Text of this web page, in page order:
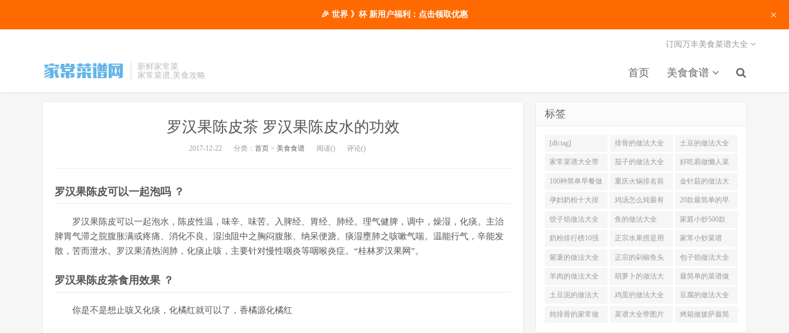
新鲜家常菜
家常菜谱,美食攻略
首页 美食食谱
订阅万丰美食菜谱大全
罗汉果陈皮茶 罗汉果陈皮水的功效
2017-12-22 分类： 首页> 美食食谱 阅读() 评论()
罗汉果陈皮可以一起泡吗 ？
罗汉果陈皮可以一起泡水，陈皮性温，味辛、味苦。入脾经、胃经、肺经。理气健脾，调中，燥湿，化痰。主治
脾胃气滞之脘腹胀满或疼痛、消化不良。湿浊阻中之胸闷腹胀、纳呆便溏。痰湿壅肺之咳嗽气喘。温能行气，辛能发
散，苦而泄水。罗汉果清热润肺，化痰止咳，主要针对慢性咽炎等咽喉炎症。“桂林罗汉果网”。
罗汉果陈皮茶食用效果 ？
你是不是想止咳又化痰，化橘红就可以了，香橘源化橘红
标签
[db:tag] 排骨的做法大全 土豆的做法大全
家常菜谱大全带
图片
茄子的做法大全 好吃易做懒人菜
200例
100种简单早餐做
法大全
重庆火锅排名前
十强
金针菇的做法大
全
孕妇奶粉十大排
名
鸡汤怎么炖最有
营养
20款最简单的早
餐做法
饺子馅做法大全 鱼的做法大全 家庭小炒500款
奶粉排行榜10强 正宗水果捞是用
什么奶
家常小炒菜谱
1000大全
紫薯的做法大全 正宗的剁椒鱼头
的做法
包子馅做法大全
羊肉的做法大全 胡萝卜的做法大
全
最简单的菜谱做
法大全
土豆泥的做法大
全
鸡蛋的做法大全 豆腐的做法大全
炖排骨的家常做 菜谱大全带图片 烤箱做披萨最简
🎉 世界 》杯 新用户福利：点击领取优惠 ×